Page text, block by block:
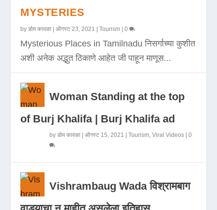
MYSTERIES
byडोम कावळा |ऑगस्ट 23, 2021 |Tourism |0
Mysterious Places in Tamilnadu निसर्गाच्या कुशीत
अशी अनेक अद्भुत ठिकाणे आहेत जी पाहून माणूस...
Woman Standing at the top
of Burj Khalifa | Burj Khalifa ad
byडोम कावळा |ऑगस्ट 15, 2021 |Tourism ,Viral Videos |0
Vishrambaug Wada विश्रामबाग